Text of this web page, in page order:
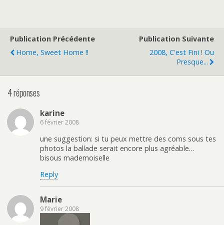
Publication Précédente
Home, Sweet Home !!
Publication Suivante
2008, C'est Fini ! Ou
Presque...
4 réponses
karine
6 février 2008
une suggestion: si tu peux mettre des coms sous tes
photos la ballade serait encore plus agréable…
bisous mademoiselle
Reply
Marie
9 février 2008